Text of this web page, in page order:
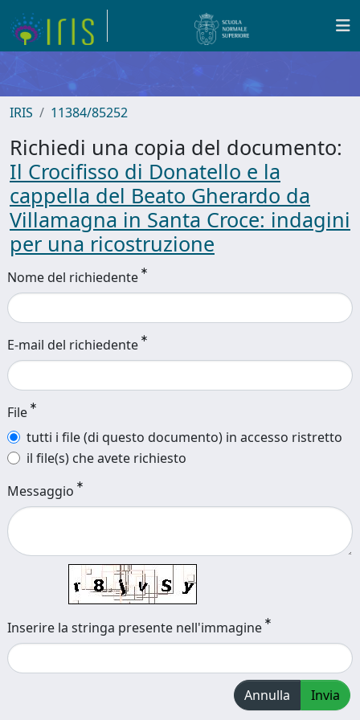
IRIS 11384/85252
Richiedi una copia del documento:
Il Crocifisso di Donatello e la
cappella del Beato Gherardo da
Villamagna in Santa Croce: indagini
per una ricostruzione
Nome del richiedente
E-mail del richiedente
File
tutti i file (di questo documento) in accesso ristretto
il file(s) che avete richiesto
Messaggio
Inserire la stringa presente nell'immagine
Annulla Invia